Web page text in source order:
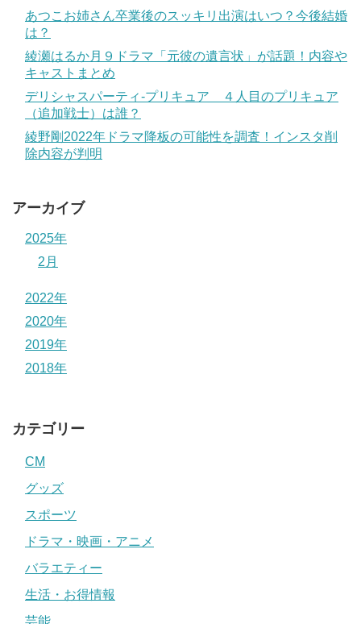
あつこお姉さん卒業後のスッキリ出演はいつ？今後結婚
は？
綾瀬はるか月９ドラマ「元彼の遺言状」が話題！内容や
キャストまとめ
デリシャスパーティ-プリキュア ４人目のプリキュア
（追加戦士）は誰？
綾野剛2022年ドラマ降板の可能性を調査！インスタ削
除内容が判明
アーカイブ
2025年
2月
2022年
2020年
2019年
2018年
カテゴリー
CM
グッズ
スポーツ
ドラマ・映画・アニメ
バラエティー
生活・お得情報
芸能